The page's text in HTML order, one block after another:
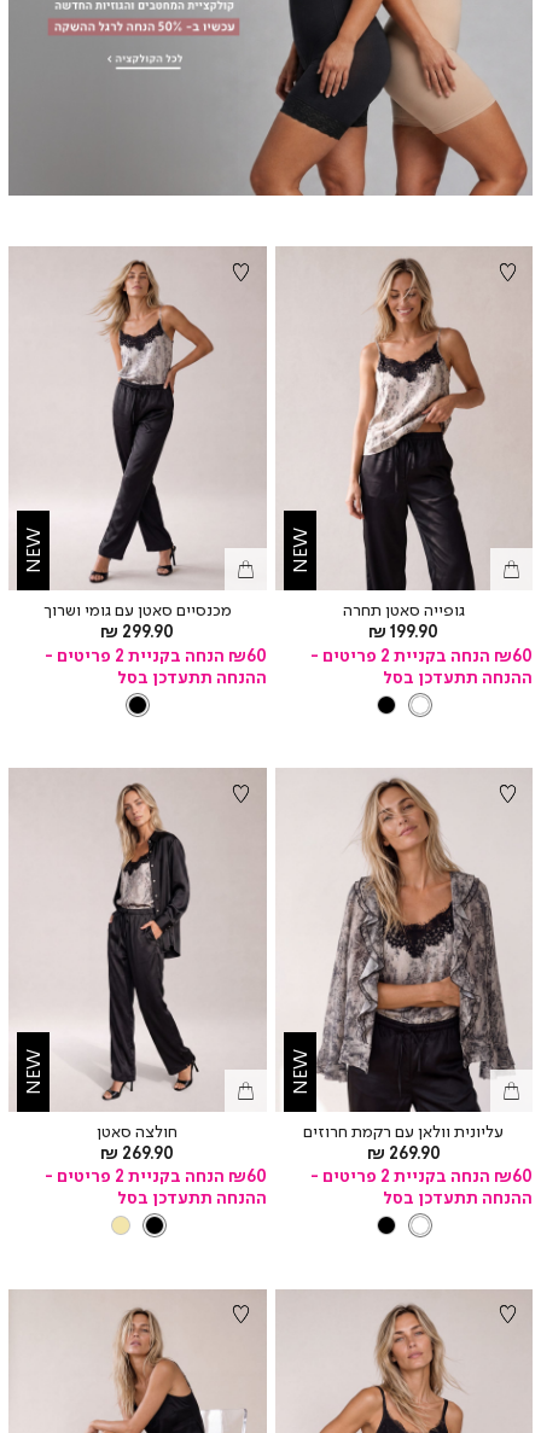
NEW
גופייה סאטן תחרה
מחיר
מוצר
199.90 ₪
₪60 הנחה בקניית 2 פריטים -
ההנחה תתעדכן בסל
צבע
PRINT
01
PRINT
BLACK
NEW
מכנסיים סאטן עם גומי ושרוך
מחיר
מוצר
299.90 ₪
₪60 הנחה בקניית 2 פריטים -
ההנחה תתעדכן בסל
צבע
BLACK
BLACK
NEW
עליונית וולאן עם רקמת חרוזים
מחיר
מוצר
269.90 ₪
₪60 הנחה בקניית 2 פריטים -
ההנחה תתעדכן בסל
צבע
PRINT
01
PRINT
BLACK
NEW
חולצה סאטן
מחיר
מוצר
269.90 ₪
₪60 הנחה בקניית 2 פריטים -
ההנחה תתעדכן בסל
צבע
BLACK
BLACK
CHAMPAGNE